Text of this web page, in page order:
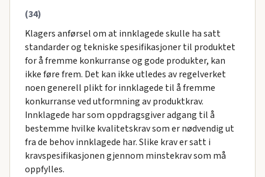
(34)
Klagers anførsel om at innklagede skulle ha satt
standarder og tekniske spesifikasjoner til produktet
for å fremme konkurranse og gode produkter, kan
ikke føre frem. Det kan ikke utledes av regelverket
noen generell plikt for innklagede til å fremme
konkurranse ved utformning av produktkrav.
Innklagede har som oppdragsgiver adgang til å
bestemme hvilke kvalitetskrav som er nødvendig ut
fra de behov innklagede har. Slike krav er satt i
kravspesifikasjonen gjennom minstekrav som må
oppfylles.